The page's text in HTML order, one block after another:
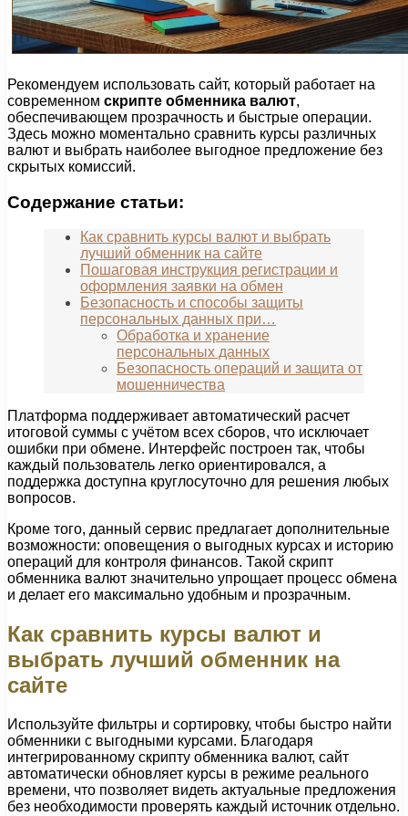
Рекомендуем использовать сайт, который работает на
современном скрипте обменника валют,
обеспечивающем прозрачность и быстрые операции.
Здесь можно моментально сравнить курсы различных
валют и выбрать наиболее выгодное предложение без
скрытых комиссий.
Содержание статьи:
Как сравнить курсы валют и выбрать
лучший обменник на сайте
Пошаговая инструкция регистрации и
оформления заявки на обмен
Безопасность и способы защиты
персональных данных при…
Обработка и хранение
персональных данных
Безопасность операций и защита от
мошенничества
Платформа поддерживает автоматический расчет
итоговой суммы с учётом всех сборов, что исключает
ошибки при обмене. Интерфейс построен так, чтобы
каждый пользователь легко ориентировался, а
поддержка доступна круглосуточно для решения любых
вопросов.
Кроме того, данный сервис предлагает дополнительные
возможности: оповещения о выгодных курсах и историю
операций для контроля финансов. Такой скрипт
обменника валют значительно упрощает процесс обмена
и делает его максимально удобным и прозрачным.
Как сравнить курсы валют и
выбрать лучший обменник на
сайте
Используйте фильтры и сортировку, чтобы быстро найти
обменники с выгодными курсами. Благодаря
интегрированному скрипту обменника валют, сайт
автоматически обновляет курсы в режиме реального
времени, что позволяет видеть актуальные предложения
без необходимости проверять каждый источник отдельно.